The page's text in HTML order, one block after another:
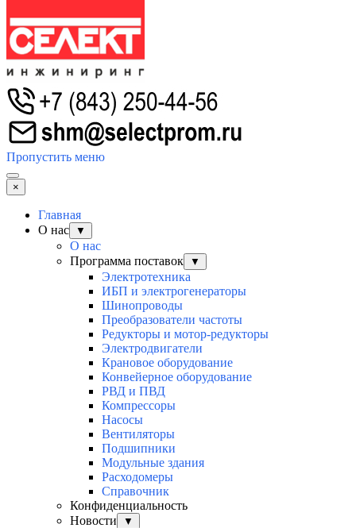
Пропустить меню
×
Главная
О нас
▼
О нас
Программа поставок
▼
Электротехника
ИБП и электрогенераторы
Шинопроводы
Преобразователи частоты
Редукторы и мотор-редукторы
Электродвигатели
Крановое оборудование
Конвейерное оборудование
РВД и ПВД
Компрессоры
Насосы
Вентиляторы
Подшипники
Модульные здания
Расходомеры
Справочник
Конфиденциальность
Новости
▼